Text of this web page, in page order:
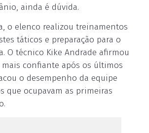
ainda é dúvida.
o elenco realizou treinamentos
táticos e preparação para o
O técnico Kike Andrade afirmou
confiante após os últimos
o desempenho da equipe
que ocupavam as primeiras